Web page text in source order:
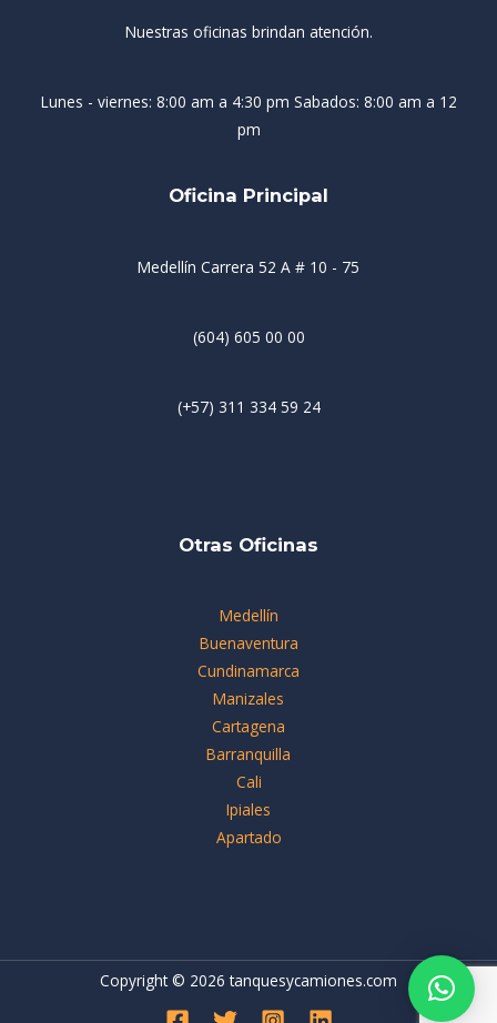
Nuestras oficinas brindan atención.
Lunes - viernes: 8:00 am a 4:30 pm Sabados: 8:00 am a 12
pm
Oficina Principal
Medellín Carrera 52 A # 10 - 75
(604) 605 00 00
(+57) 311 334 59 24
Otras Oficinas
Medellín
Buenaventura
Cundinamarca
Manizales
Cartagena
Barranquilla
Cali
Ipiales
Apartado
Copyright © 2026 tanquesycamiones.com